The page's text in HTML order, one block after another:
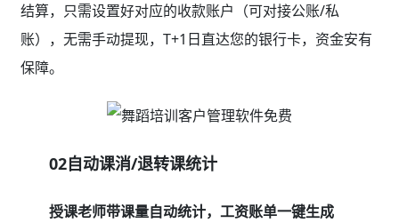
结算，只需设置好对应的收款账户（可对接公账/私
账），无需手动提现，T+1日直达您的银行卡，资金安有
保障。
02自动课消/退转课统计
授课老师带课量自动统计，工资账单一键生成